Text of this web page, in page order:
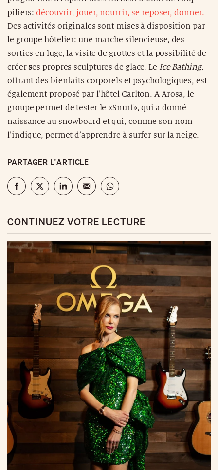
piliers:découvrir, jouer, nourrir, se reposer, donner.
Des activités originales sont mises à disposition par
le groupe hôtelier: une marche silencieuse, des
sorties en luge, la visite de grottes et la possibilité de
créer ses propres sculptures de glace. Le Ice Bathing,
offrant des bienfaits corporels et psychologiques, est
également proposé par l’hôtel Carlton. A Arosa, le
groupe permet de tester le «Snurf», qui a donné
naissance au snowboard et qui, comme son nom
l’indique, permet d’apprendre à surfer sur la neige.
PARTAGER L'ARTICLE
CONTINUEZ VOTRE LECTURE